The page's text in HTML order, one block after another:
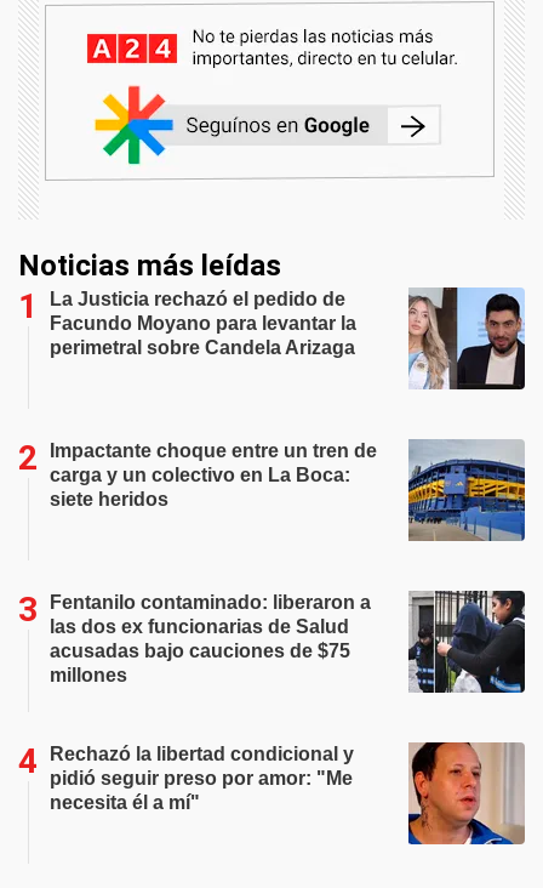
Noticias más leídas
La Justicia rechazó el pedido de
Facundo Moyano para levantar la
perimetral sobre Candela Arizaga
Impactante choque entre un tren de
carga y un colectivo en La Boca:
siete heridos
Fentanilo contaminado: liberaron a
las dos ex funcionarias de Salud
acusadas bajo cauciones de $75
millones
Rechazó la libertad condicional y
pidió seguir preso por amor: "Me
necesita él a mí"